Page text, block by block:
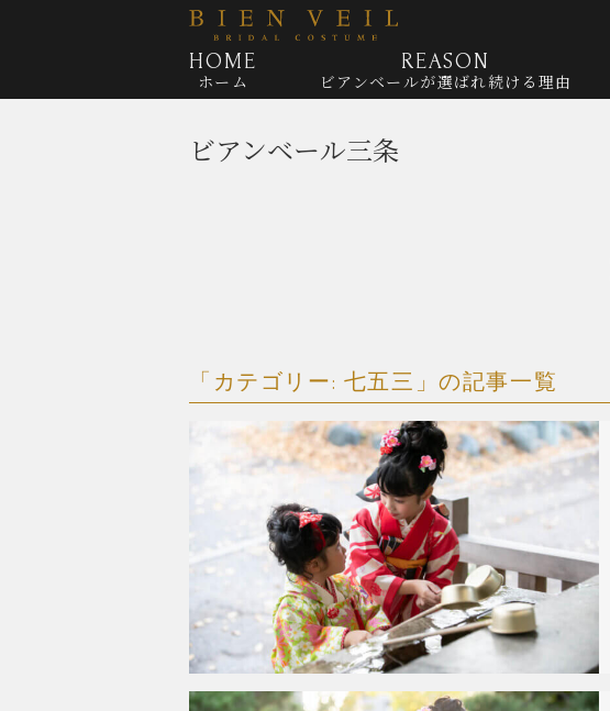
HOME
ホーム
REASON
ビアンベールが選ばれ続ける理由
ビアンベール三条
「カテゴリー: 七五三 」の記事一覧